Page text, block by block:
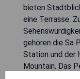
bieten
eine Terrasse.
gehören die Sa
Station und der
Mountain. Das